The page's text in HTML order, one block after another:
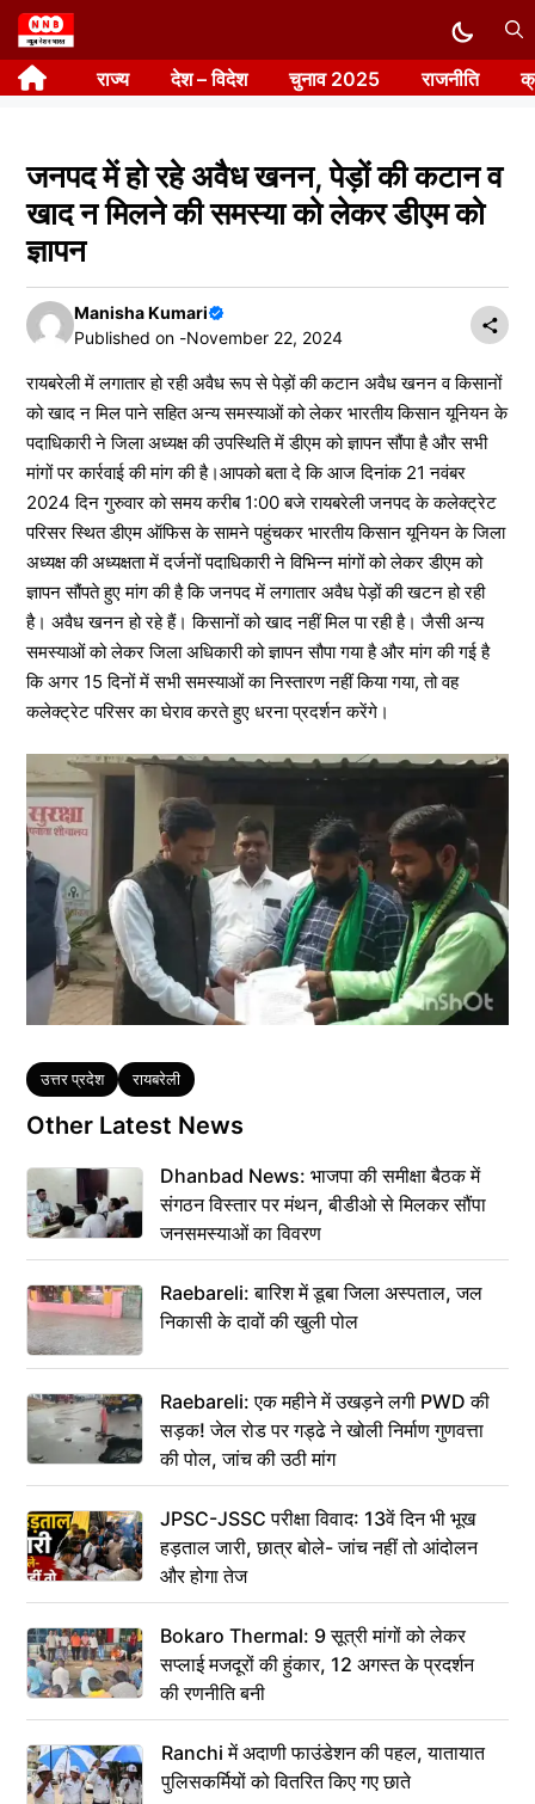
Skip
to
content राज्य देश – विदेश चुनाव 2025 राजनीति
जनपद में हो रहे अवैध खनन, पेड़ों की कटान व
खाद न मिलने की समस्या को लेकर डीएम को
ज्ञापन
Manisha Kumari
Published on -November 22, 2024
रायबरेली में लगातार हो रही अवैध रूप से पेड़ों की कटान अवैध खनन व किसानों
को खाद न मिल पाने सहित अन्य समस्याओं को लेकर भारतीय किसान यूनियन के
पदाधिकारी ने जिला अध्यक्ष की उपस्थिति में डीएम को ज्ञापन सौंपा है और सभी
मांगों पर कार्रवाई की मांग की है।आपको बता दे कि आज दिनांक 21 नवंबर
2024 दिन गुरुवार को समय करीब 1:00 बजे रायबरेली जनपद के कलेक्ट्रेट
परिसर स्थित डीएम ऑफिस के सामने पहुंचकर भारतीय किसान यूनियन के जिला
अध्यक्ष की अध्यक्षता में दर्जनों पदाधिकारी ने विभिन्न मांगों को लेकर डीएम को
ज्ञापन सौंपते हुए मांग की है कि जनपद में लगातार अवैध पेड़ों की खटन हो रही
है। अवैध खनन हो रहे हैं। किसानों को खाद नहीं मिल पा रही है। जैसी अन्य
समस्याओं को लेकर जिला अधिकारी को ज्ञापन सौपा गया है और मांग की गई है
कि अगर 15 दिनों में सभी समस्याओं का निस्तारण नहीं किया गया, तो वह
कलेक्ट्रेट परिसर का घेराव करते हुए धरना प्रदर्शन करेंगे।
Tags
उत्तर प्रदेश रायबरेली
Other Latest News
Dhanbad News: भाजपा की समीक्षा बैठक में
संगठन विस्तार पर मंथन, बीडीओ से मिलकर सौंपा
जनसमस्याओं का विवरण
Raebareli: बारिश में डूबा जिला अस्पताल, जल
निकासी के दावों की खुली पोल
Raebareli: एक महीने में उखड़ने लगी PWD की
सड़क! जेल रोड पर गड्ढे ने खोली निर्माण गुणवत्ता
की पोल, जांच की उठी मांग
JPSC-JSSC परीक्षा विवाद: 13वें दिन भी भूख
हड़ताल जारी, छात्र बोले- जांच नहीं तो आंदोलन
और होगा तेज
Bokaro Thermal: 9 सूत्री मांगों को लेकर
सप्लाई मजदूरों की हुंकार, 12 अगस्त के प्रदर्शन
की रणनीति बनी
Ranchi में अदाणी फाउंडेशन की पहल, यातायात
पुलिसकर्मियों को वितरित किए गए छाते